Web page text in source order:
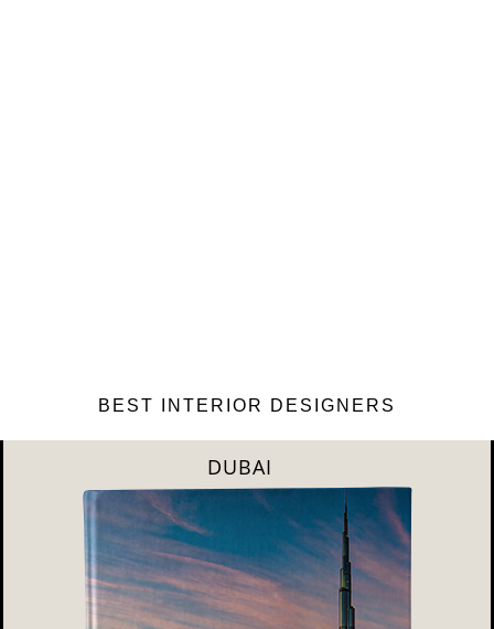
BEST INTERIOR DESIGNERS
DUBAI